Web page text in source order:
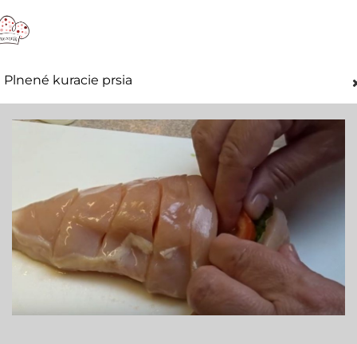
Plnené kuracie prsia